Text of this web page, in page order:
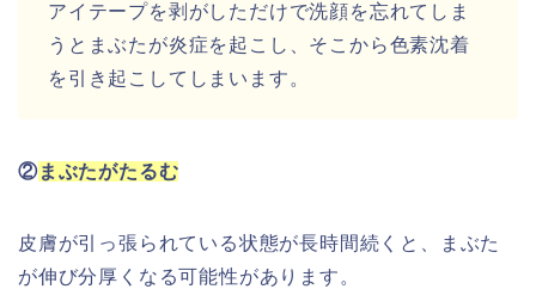
アイテープを剥がしただけで洗顔を忘れてしま
うとまぶたが炎症を起こし、そこから色素沈着
を引き起こしてしまいます。
②まぶたがたるむ
皮膚が引っ張られている状態が長時間続くと、まぶた
が伸び分厚くなる可能性があります。